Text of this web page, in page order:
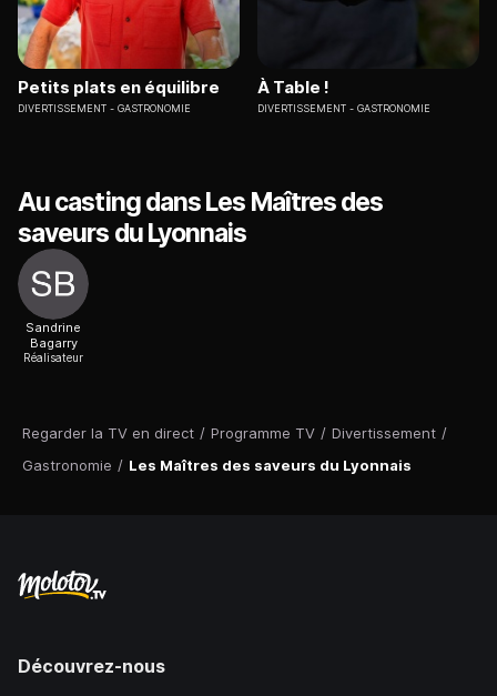
Regarder la TV en direct / Programme TV / Divertissement /
Gastronomie / Les Maîtres des saveurs du Lyonnais
Petits plats en équilibre
DIVERTISSEMENT GASTRONOMIE
À Table !
DIVERTISSEMENT GASTRONOMIE
Au casting dans Les Maîtres des
saveurs du Lyonnais
Sandrine
Bagarry
Réalisateur
Découvrez-nous